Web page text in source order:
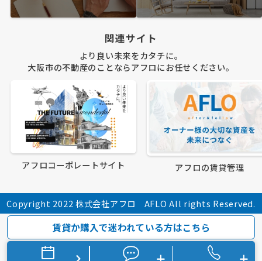
関連サイト
より良い未来をカタチに。
大阪市の不動産のことならアフロにお任せください。
アフロコーポレートサイト アフロの賃貸管理
Copyright 2022 株式会社アフロ AFLO All rights Reserved.
賃貸か購入で迷われている方はこちら